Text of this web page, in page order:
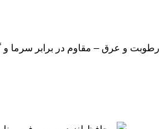
رطوبت و عرق – مقاوم در برابر سرما